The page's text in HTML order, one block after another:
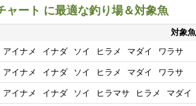
ャート に最適な釣り場＆対象魚
対象魚
アイナメ イナダ ソイ ヒラメ マダイ ワラサ
アイナメ イナダ ソイ ヒラメ マダイ ワラサ
アイナメ イナダ ソイ ヒラマサ ヒラメ マダイ